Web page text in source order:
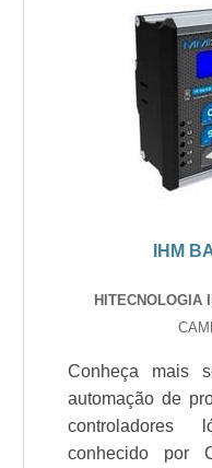
IHM
HITECNOLOGIA
Conheça mais
automação de
controladores
conhecido por